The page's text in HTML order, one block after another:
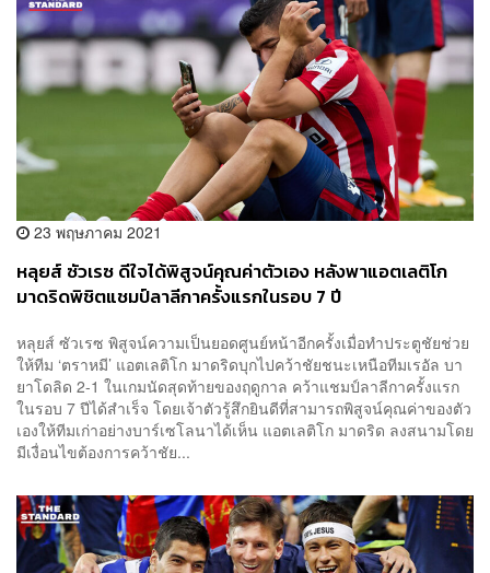
23 พฤษภาคม 2021
หลุยส์ ซัวเรซ ดีใจได้พิสูจน์คุณค่าตัวเอง หลังพาแอตเลติโก
มาดริดพิชิตแชมป์ลาลีกาครั้งแรกในรอบ 7 ปี
หลุยส์ ซัวเรซ พิสูจน์ความเป็นยอดศูนย์หน้าอีกครั้งเมื่อทำประตูชัยช่วย
ให้ทีม ‘ตราหมี’​ แอตเลติโก มาดริดบุกไปคว้าชัยชนะเหนือทีมเรอัล บา
ยาโดลิด 2-1 ในเกมนัดสุดท้ายของฤดูกาล คว้าแชมป์ลาลีกาครั้งแรก
ในรอบ 7 ปีได้สำเร็จ โดยเจ้าตัวรู้สึกยินดีที่สามารถพิสูจน์คุณค่าของตัว
เองให้ทีมเก่าอย่างบาร์เซโลนาได้เห็น แอตเลติโก มาดริด ลงสนามโดย
มีเงื่อนไขต้องการคว้าชัย...